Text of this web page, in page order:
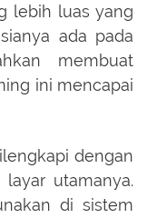
lebih luas yang
ada pada
membuat
ini mencapai
dengan
utamanya.
di sistem